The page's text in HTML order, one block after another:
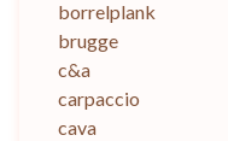
borrelplank
brugge
c&a
carpaccio
cava